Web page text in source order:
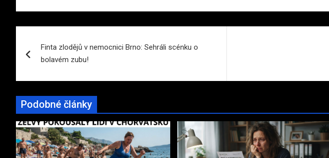
pro
příspěvek
Finta zlodějů v nemocnici Brno: Sehráli scénku o
bolavém zubu!
Podobné články